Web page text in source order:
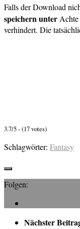
Falls der Download
speichern unter
verhindert. Die
3.7/5 - (17 votes)
Schlagwörter: Fantasy
Folgen:
Nächster